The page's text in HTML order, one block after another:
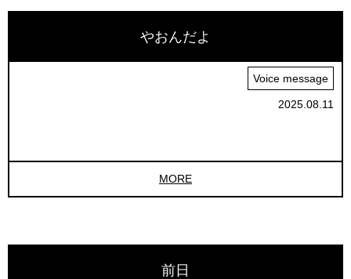
やおんだよ
Voice message
2025.08.11
MORE
前日